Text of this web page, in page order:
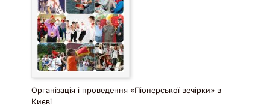
Організація і проведення «Піонерської вечірки» в
Києві